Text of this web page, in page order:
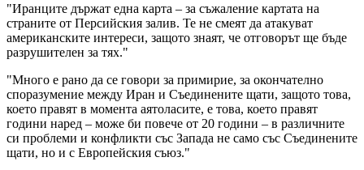
"Иранците държат една карта – за съжаление картата на
страните от Персийския залив. Те не смеят да атакуват
американските интереси, защото знаят, че отговорът ще бъде
разрушителен за тях."
"Много е рано да се говори за примирие, за окончателно
споразумение между Иран и Съединените щати, защото това,
което правят в момента аятоласите, е това, което правят
години наред – може би повече от 20 години – в различните
си проблеми и конфликти със Запада не само със Съединените
щати, но и с Европейския съюз."